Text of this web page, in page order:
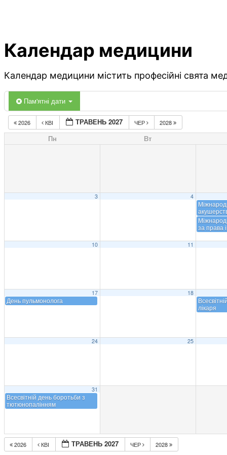
Календар медицини
Календар медицини містить професійні свята
Пам'ятні дати
2026 КВІ ТРАВЕНЬ 2027 ЧЕР 2028
Пн Вт
3 4
за права
10 11
17
День пульмонолога
18
лікаря
24 25
31
Всесвітній день боротьби з
тютюнопалінням
2026 КВІ ТРАВЕНЬ 2027 ЧЕР 2028